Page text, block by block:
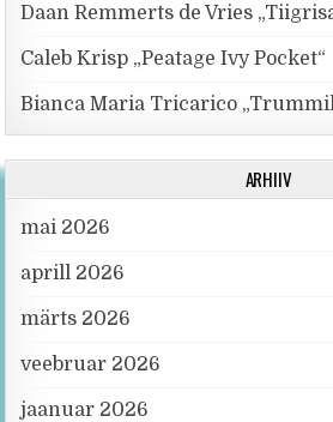
Daan Remmerts de Vries
Caleb Krisp „Peatage Ivy Pocket“
Bianca Maria Tricarico
ARHIIV
mai 2026
aprill 2026
märts 2026
veebruar 2026
jaanuar 2026